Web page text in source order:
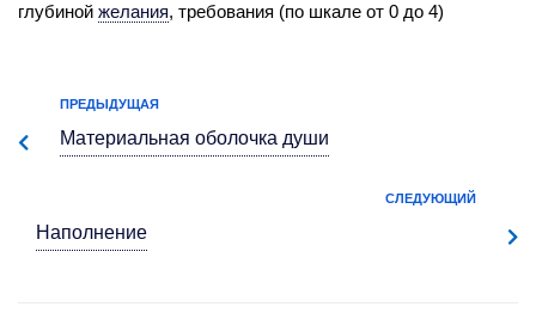
глубиной желания, требования (по шкале от 0 до 4)
ПРЕДЫДУЩАЯ
Материальная оболочкадуши
СЛЕДУЮЩИЙ
Наполнение